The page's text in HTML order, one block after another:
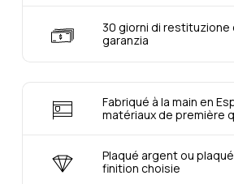
30 giorni di restituzione
garanzia
Fabriqué à la main en
matériaux de première
Plaqué argent ou
finition choisie